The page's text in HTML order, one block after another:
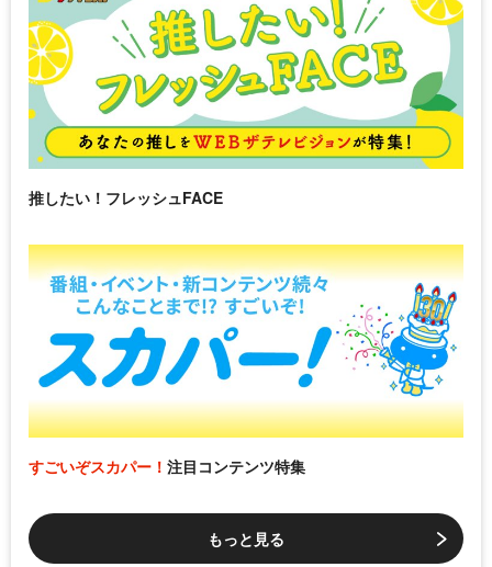
推したい！フレッシュFACE
すごいぞスカパー！ 注目コンテンツ特集
もっと見る